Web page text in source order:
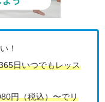
！
日いつでもレッス
円（税込）〜でリ